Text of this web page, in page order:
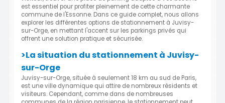
est essentiel pour profiter pleinement de cette charmante
commune de l'Essonne. Dans ce guide complet, nous allons
explorer les différentes options de stationnement à Juvisy-
sur-Orge, en mettant l'accent sur les parkings privés qui
offrent une solution pratique et sécurisée.
>La situation du stationnement à Juvisy-
sur-Orge
Juvisy-sur-Orge, située à seulement 18 km au sud de Paris,
est une ville dynamique qui attire de nombreux résidents et
visiteurs. Cependant, comme dans de nombreuses